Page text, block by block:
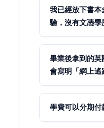
我已經放下書
驗，沒有文憑學
畢業後拿到的英
會寫明「網上遙
學費可以分期付